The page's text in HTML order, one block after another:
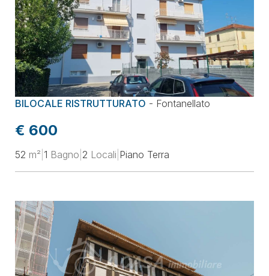
BILOCALE RISTRUTTURATO - Fontanellato
€ 600
52 m² 1 Bagno 2 Locali Piano Terra